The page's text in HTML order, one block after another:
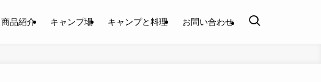
商品紹介 キャンプ場 キャンプと料理 お問い合わせ